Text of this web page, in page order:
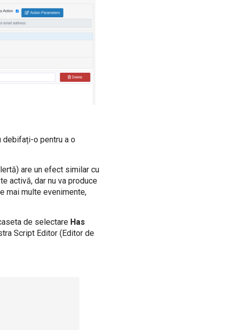
o pentru a o
are un efect similar cu
activă, dar nu va produce
mai multe evenimente,
de selectare Has
Script Editor (Editor de